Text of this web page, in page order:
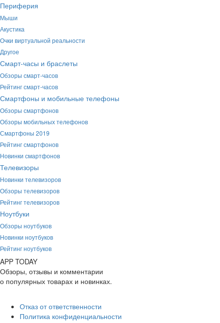
Периферия
Мыши
Акустика
Очки виртуальной реальности
Другое
Смарт-часы и браслеты
Обзоры смарт-часов
Рейтинг смарт-часов
Смартфоны и мобильные телефоны
Обзоры смартфонов
Обзоры мобильных телефонов
Смартфоны 2019
Рейтинг смартфонов
Новинки смартфонов
Телевизоры
Новинки телевизоров
Обзоры телевизоров
Рейтинг телевизоров
Ноутбуки
Обзоры ноутбуков
Новинки ноутбуков
Рейтинг ноутбуков
APP TODAY
Обзоры, отзывы и комментарии
о популярных товарах и новинках.
Отказ от ответственности
Политика конфиденциальности